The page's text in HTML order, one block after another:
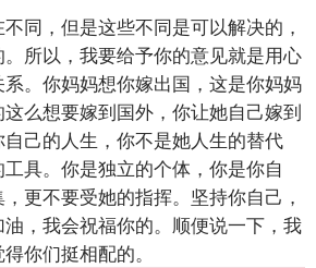
同，但是这些不同是可以解决的，
所以，我要给予你的意见就是用心
。你妈妈想你嫁出国，这是你妈妈
么想要嫁到国外，你让她自己嫁到
己的人生，你不是她人生的替代
具。你是独立的个体，你是你自
更不要受她的指挥。坚持你自己，
，我会祝福你的。顺便说一下，我
你们挺相配的。